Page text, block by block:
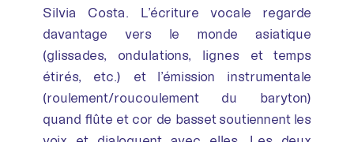
Silvia Costa. L’écriture vocale regarde
davantage vers le monde asiatique
(glissades, ondulations, lignes et temps
étirés, etc.) et l’émission instrumentale
(roulement/roucoulement du baryton)
quand flûte et cor de basset soutiennent les